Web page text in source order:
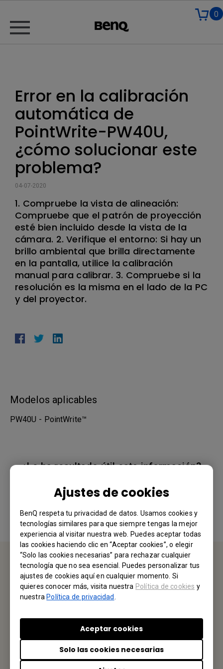
Ajustes de cookies
BenQ respeta tu privacidad de datos. Usamos cookies y
tecnologías similares para que siempre tengas la mejor
experiencia al visitar nuestra web. Puedes aceptar todas
las cookies haciendo clic en “Aceptar cookies”, o elegir
“Solo las cookies necesarias” para rechazar cualquier
tecnología que no sea esencial. Puedes personalizar tus
ajustes de cookies aquí en cualquier momento. Si
quieres conocer más, visita nuestra Política de cookies y
nuestraPolítica de privacidad
Solo las cookies necesarias
Aceptar cookies
0
Error en la calibración
automática de
PointWrite-PW40U,
¿cómo solucionar este
problema?
04-07-2020
1. Compruebe la vista de alineación:
Compruebe que el patrón de proyección
esté bien incluido desde la vista de la
cámara. 2. Verifique el entorno: Si hay un
brillo ambiental que brilla directamente
en la pantalla, utilice la calibración
manual para calibrar. 3. Compruebe si la
resolución es la misma en el lado de la PC
y del proyector.
Modelos aplicables
PW40U - PointWrite™
¿Le ha resultado útil esta información?
Sí No
CONTÁCTENOS
Nos encantaría saber de usted.
Envíenos un Email